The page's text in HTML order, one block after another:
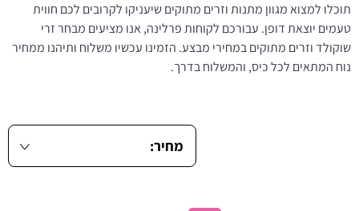
תוכלו למצוא מגוון מתנות וזרים מתוקים שיעניקו לקרובים לכם חווית
טעמים יוצאת דופן. עבורכם לקוחות פרלינה, אנו מציעים מבחר זרי
שוקולד וזרים מתוקים במחירי מבצע. הזמינו עכשיו משלוח ותיהנו ממחיר
נוח המתאים לכל כיס, והמשלוח בדרך.